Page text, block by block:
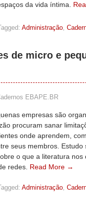
da vida íntima.
Administração,
de micro e
EBAPE.BR
empresas são
procuram sanar
onde aprendem,
seus membros.
o que a literatura
redes. Read More →
Administração,